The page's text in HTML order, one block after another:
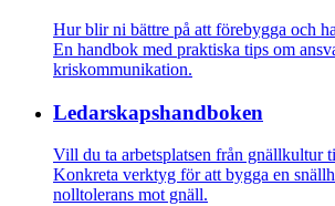
Hur blir ni bättre på att förebygga och
En handbok med praktiska tips om
kriskommunikation.
Ledarskaps­­handboken
Vill du ta arbetsplatsen från gnällkultur
Konkreta verktyg för att bygga en
nolltolerans mot gnäll.